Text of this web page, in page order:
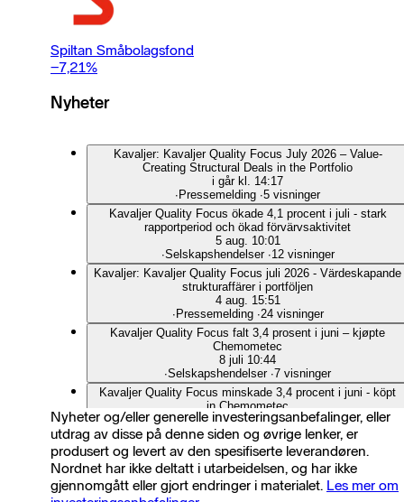
Spiltan Småbolagsfond
−7,21%
Nyheter
Kavaljer: Kavaljer Quality Focus July 2026 – Value-
Creating Structural Deals in the Portfolio
i går kl. 14:17
∙ Pressemelding ∙5 visninger
Kavaljer Quality Focus ökade 4,1 procent i juli - stark
rapportperiod och ökad förvärvsaktivitet
5 aug. 10:01
∙Selskapshendelser ∙12 visninger
Kavaljer: Kavaljer Quality Focus juli 2026 - Värdeskapande
strukturaffärer i portföljen
4 aug. 15:51
∙ Pressemelding ∙24 visninger
Kavaljer Quality Focus falt 3,4 prosent i juni – kjøpte
Chemometec
8 juli 10:44
∙Selskapshendelser ∙7 visninger
Kavaljer Quality Focus minskade 3,4 procent i juni - köpt
in Chemometec
6 juli 11:41
∙ Selskapshendelser ∙13 visninger
Kavaljer: Kavaljer Quality Focus June 2026 - Valuation gap
between large and small companies at a record high
3 juli 17:00
∙Pressemelding ∙9 visninger
Nyheter og/eller generelle investeringsanbefalinger, eller
utdrag av disse på denne siden og øvrige lenker, er
produsert og levert av den spesifiserte leverandøren.
Nordnet har ikke deltatt i utarbeidelsen, og har ikke
gjennomgått eller gjort endringer i materialet. Les mer om